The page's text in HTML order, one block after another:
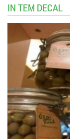
IN TEM DECAL